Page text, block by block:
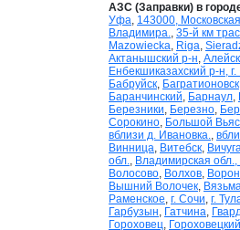
АЗС (Заправки) в
Уфа, 143000,
Владимира., 35-й км
Mazowiecka, Riga,
Актанышский р-н, Алейск
Енбекшиказахский р-н, г.
Бабруйск, Багратионовск
Баранчинский, Барнаул,
Березники, Березно,
Сорокино, Большой Вьяс
вблизи д. Ивановка.,
Винница, Витебск,
обл., Владимирская обл.,
Волосово, Волхов,
Вышний Волочек,
Раменское, г. Сочи, г.
Гарбузын, Гатчина,
Гороховец,